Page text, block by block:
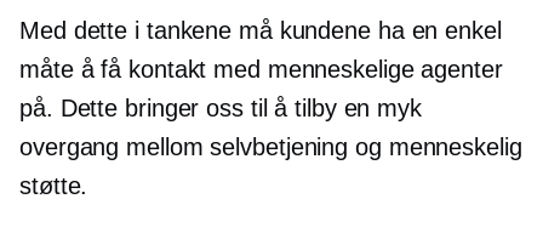
Med dette i tankene må kundene ha en enkel
måte å få kontakt med menneskelige agenter
på. Dette bringer oss til å tilby en myk
overgang mellomselvbetjening og menneskelig
støtte.